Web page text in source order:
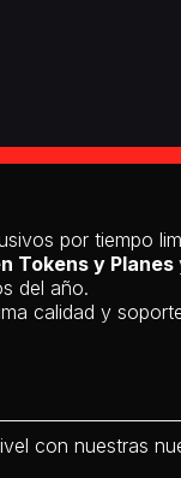
por tiempo
Tokens y Planes
del año.
calidad y
con nuestras